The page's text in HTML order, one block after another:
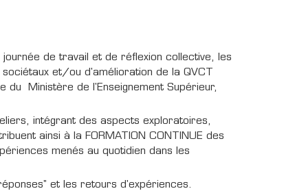
journée de travail et de réflexion collective, les
et/ou d'amélioration de la QVCT
du Ministère de l'Enseignement Supérieur,
intégrant des aspects exploratoires,
ainsi à la FORMATION CONTINUE des
menés au quotidien dans les
et les retours d'expériences.